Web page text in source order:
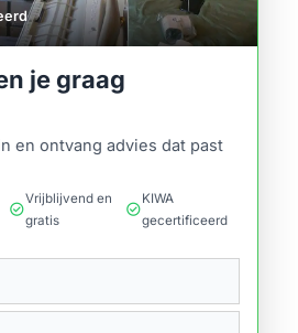
je graag
en ontvang advies dat past
check_circle
Vrijblijvend en
gratis
check_circle
KIWA
gecertificeerd